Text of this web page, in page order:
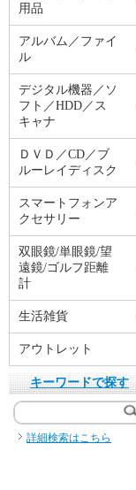
用品
アルバム／ファイ
ル
デジタル機器／ソ
フト／HDD／ス
キャナ
ＤＶＤ／CD／ブ
ルーレイディスク
スマートフォンア
クセサリー
双眼鏡/単眼鏡/望
遠鏡/ゴルフ距離
計
生活雑貨
アウトレット
キーワードで探す
詳細検索はこちら